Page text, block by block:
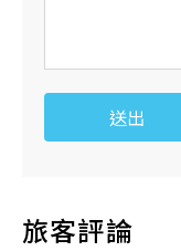
送出
旅客評論